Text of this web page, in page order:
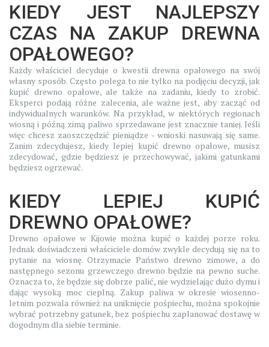
KIEDY JEST NAJLEPSZY
CZAS NA ZAKUP DREWNA
OPAŁOWEGO?
Każdy właściciel decyduje o kwestii drewna opałowego na swój
własny sposób. Często polega to nie tylko na podjęciu decyzji, jak
kupić drewno opałowe, ale także na zadaniu, kiedy to zrobić.
Eksperci podają różne zalecenia, ale ważne jest, aby zacząć od
indywidualnych warunków. Na przykład, w niektórych regionach
wiosną i późną zimą paliwo sprzedawane jest znacznie taniej. Jeśli
więc chcesz zaoszczędzić pieniądze - wnioski nasuwają się same.
Zanim zdecydujesz, kiedy lepiej kupić drewno opałowe, musisz
zdecydować, gdzie będziesz je przechowywać, jakimi gatunkami
będziesz ogrzewać.
KIEDY LEPIEJ KUPIĆ
DREWNO OPAŁOWE?
Drewno opałowe w Kijowie można kupić o każdej porze roku.
Jednak doświadczeni właściciele domów zwykle decydują się na to
pytanie na wiosnę. Otrzymacie Państwo drewno zimowe, a do
następnego sezonu grzewczego drewno będzie na pewno suche.
Oznacza to, że będzie się dobrze palić, nie wydzielając dużo dymu i
dając wysoką moc cieplną. Zakup paliwa w okresie wiosenno-
letnim pozwala również na uniknięcie pośpiechu, można spokojnie
wybrać potrzebny gatunek, bez pośpiechu zaplanować dostawę w
dogodnym dla siebie terminie.